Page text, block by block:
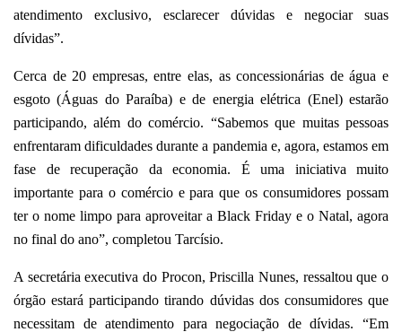
atendimento exclusivo, esclarecer dúvidas e negociar suas
dívidas”.
Cerca de 20 empresas, entre elas, as concessionárias de água e
esgoto (Águas do Paraíba) e de energia elétrica (Enel) estarão
participando, além do comércio. “Sabemos que muitas pessoas
enfrentaram dificuldades durante a pandemia e, agora, estamos em
fase de recuperação da economia. É uma iniciativa muito
importante para o comércio e para que os consumidores possam
ter o nome limpo para aproveitar a Black Friday e o Natal, agora
no final do ano”, completou Tarcísio.
A secretária executiva do Procon, Priscilla Nunes, ressaltou que o
órgão estará participando tirando dúvidas dos consumidores que
necessitam de atendimento para negociação de dívidas. “Em